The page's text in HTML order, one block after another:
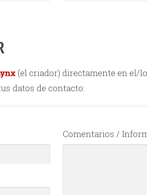
(el criador) directamente en el/
datos de contacto:
Comentarios /